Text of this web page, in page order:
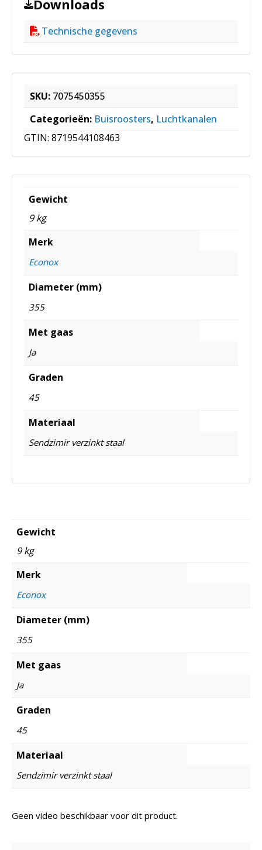
Downloads
Technische gegevens
SKU: 7075450355
Categorieën: Buisroosters, Luchtkanalen
GTIN: 8719544108463
Gewicht
9 kg
Merk
Econox
Diameter (mm)
355
Met gaas
Ja
Graden
45
Materiaal
Sendzimir verzinkt staal
Gewicht
9 kg
Merk
Econox
Diameter (mm)
355
Met gaas
Ja
Graden
45
Materiaal
Sendzimir verzinkt staal
Geen video beschikbaar voor dit product.